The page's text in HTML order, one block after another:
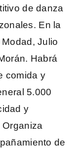
de danza
En la
Julio
Habrá
comida y
5.000
y
de